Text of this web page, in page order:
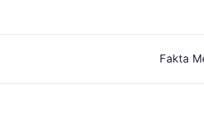
Fakta